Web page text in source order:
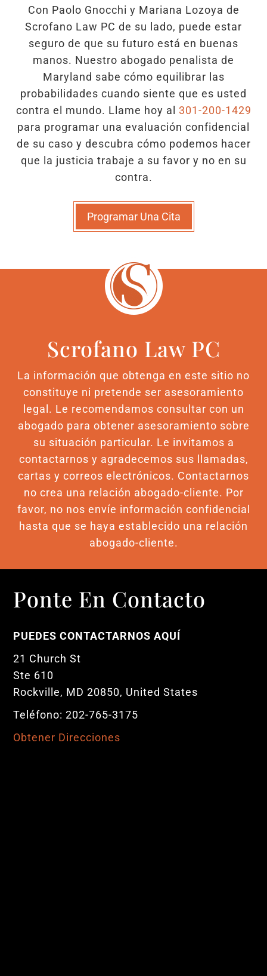
Con Paolo Gnocchi y Mariana Lozoya de
Scrofano Law PC de su lado, puede estar
seguro de que su futuro está en buenas
manos. Nuestro abogado penalista de
Maryland sabe cómo equilibrar las
probabilidades cuando siente que es usted
contra el mundo. Llame hoy al 301-200-1429
para programar una evaluación confidencial
de su caso y descubra cómo podemos hacer
que la justicia trabaje a su favor y no en su
contra.
Programar Una Cita
Scrofano Law PC
La información que obtenga en este sitio no
constituye ni pretende ser asesoramiento
legal. Le recomendamos consultar con un
abogado para obtener asesoramiento sobre
su situación particular. Le invitamos a
contactarnos y agradecemos sus llamadas,
cartas y correos electrónicos. Contactarnos
no crea una relación abogado-cliente. Por
favor, no nos envíe información confidencial
hasta que se haya establecido una relación
abogado-cliente.
Ponte En Contacto
PUEDES CONTACTARNOS AQUÍ
21 Church St
Ste 610
Rockville, MD 20850, United States
Teléfono: 202-765-3175
Obtener Direcciones